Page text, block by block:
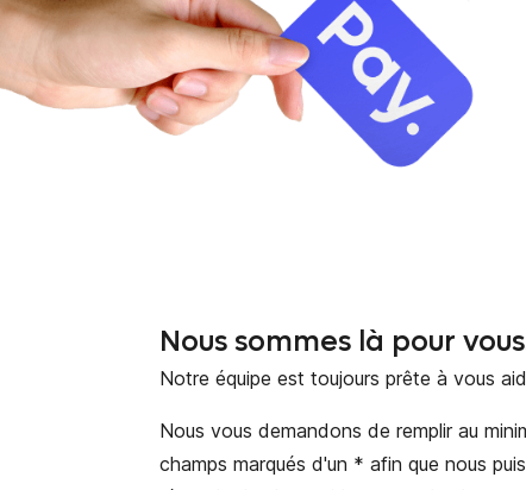
Nous sommes là pour
Notre équipe est toujours prête à vous
Nous vous demandons de remplir au
champs marqués d'un * afin que nous